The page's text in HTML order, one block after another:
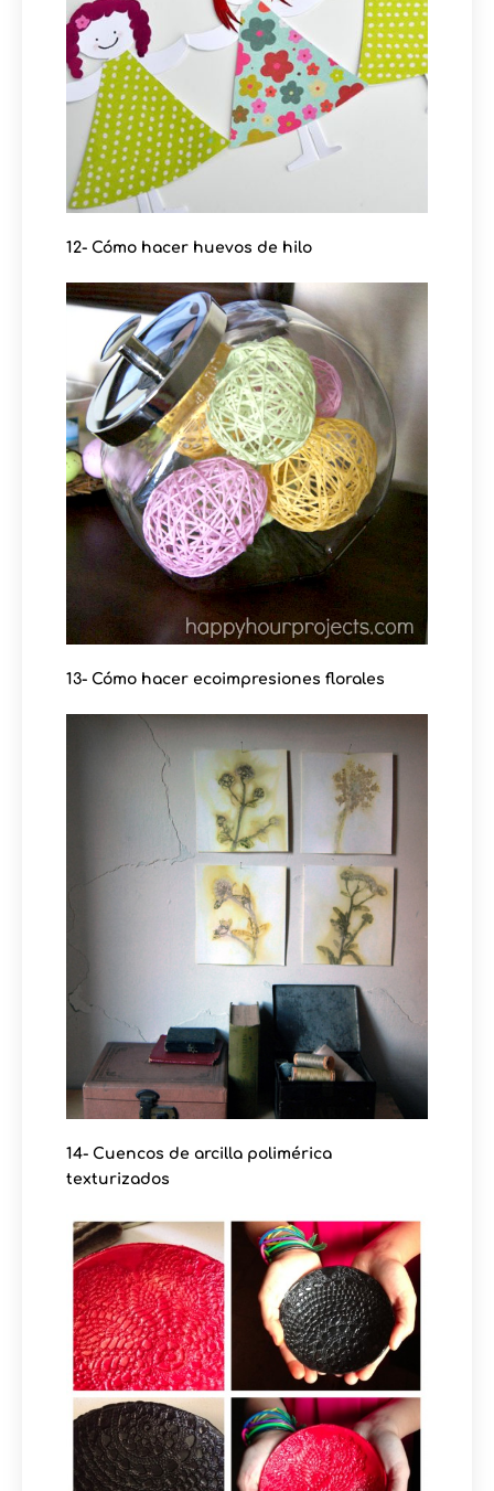
12- Cómo hacer huevos de hilo
13- Cómo hacer ecoimpresiones florales
14- Cuencos de arcilla polimérica
texturizados